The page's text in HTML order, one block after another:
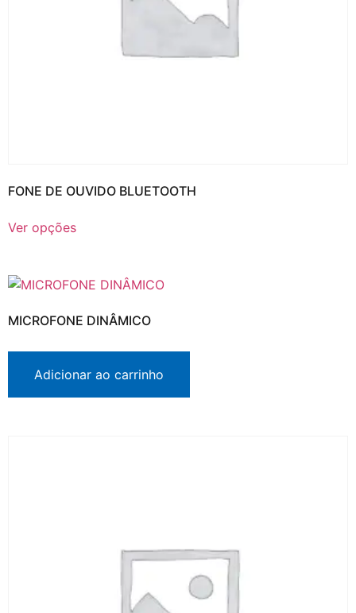
FONE DE OUVIDO BLUETOOTH
Ver opções
MICROFONE DINÂMICO
Adicionar ao carrinho